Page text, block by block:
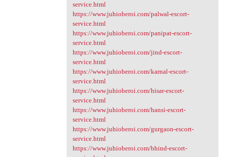
service.html
https://www.juhioberoi.com/palwal-escort-
service.html
https://www.juhioberoi.com/panipat-escort-
service.html
https://www.juhioberoi.com/jind-escort-
service.html
https://www.juhioberoi.com/karnal-escort-
service.html
https://www.juhioberoi.com/hisar-escort-
service.html
https://www.juhioberoi.com/hansi-escort-
service.html
https://www.juhioberoi.com/gurgaon-escort-
service.html
https://www.juhioberoi.com/bhind-escort-